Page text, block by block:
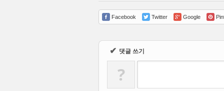
Facebook Twitter Google
✔ 댓글 쓰기
?